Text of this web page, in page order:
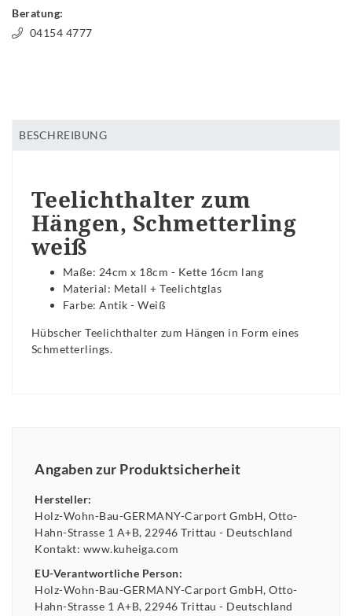
Beratung:
04154 4777
BESCHREIBUNG
Teelichthalter zum
Hängen, Schmetterling
weiß
Maße: 24cm x 18cm - Kette 16cm lang
Material: Metall + Teelichtglas
Farbe: Antik - Weiß
Hübscher Teelichthalter zum Hängen in Form eines
Schmetterlings.
Angaben zur Produktsicherheit
Hersteller:
Holz-Wohn-Bau-GERMANY-Carport GmbH Otto-
Hahn-Strasse 1 A+B 22946 Trittau
Deutschland
Kontakt: www.kuheiga.com
EU-Verantwortliche Person:
Holz-Wohn-Bau-GERMANY-Carport GmbH Otto-
Hahn-Strasse 1 A+B 22946 Trittau Deutschland